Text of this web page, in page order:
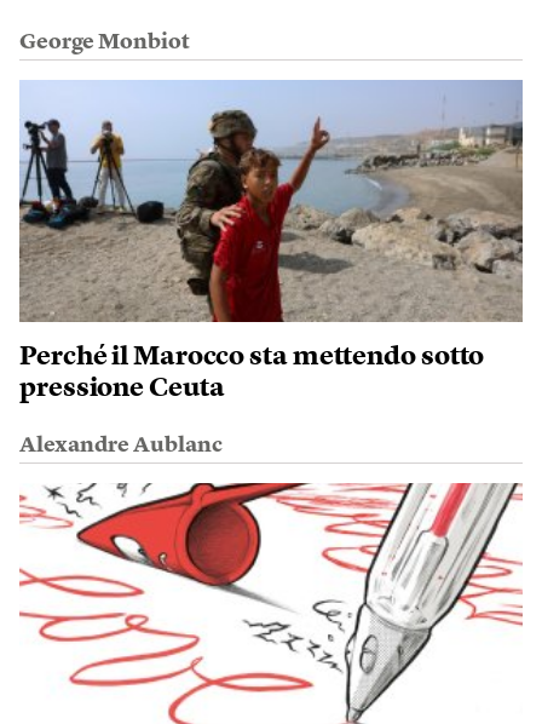
George Monbiot
Perché il Marocco sta mettendo sotto
pressione Ceuta
Alexandre Aublanc